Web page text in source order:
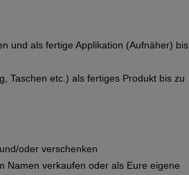
und als fertige Applikation (Aufnäher) bis
Taschen etc.) als fertiges Produkt bis zu
oder verschenken
Namen verkaufen oder als Eure eigene